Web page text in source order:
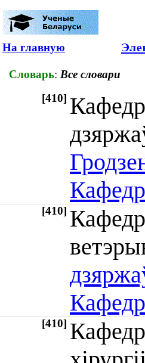
На главную
Словарь: Все словари
[410]
[410]
[410]